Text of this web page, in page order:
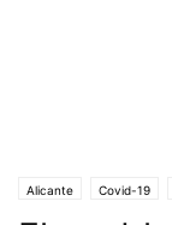
Alicante Covid-19
Medalla de la Ciudad